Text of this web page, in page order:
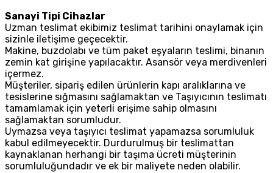
Sanayi Tipi Cihazlar
Uzman teslimat ekibimiz teslimat tarihini onaylamak için
sizinle iletişime geçecektir.
Makine, buzdolabı ve tüm paket eşyaların teslimi, binanın
zemin kat girişine yapılacaktır. Asansör veya merdivenleri
içermez.
Müşteriler, sipariş edilen ürünlerin kapı aralıklarına ve
tesislerine sığmasını sağlamaktan ve Taşıyıcının teslimatı
tamamlamak için yeterli erişime sahip olmasını
sağlamaktan sorumludur.
Uymazsa veya taşıyıcı teslimat yapamazsa sorumluluk
kabul edilmeyecektir. Durdurulmuş bir teslimattan
kaynaklanan herhangi bir taşıma ücreti müşterinin
sorumluluğundadır ve ek bir maliyete neden olabilir.